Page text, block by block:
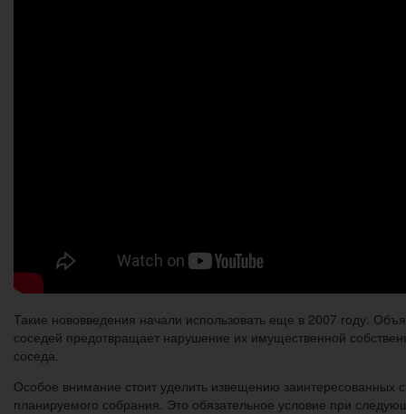
Такие нововведения начали использовать еще в 2007 году.
соседей предотвращает нарушение их имущественной
соседа.
Особое внимание стоит уделить извещению заинтересованных
планируемого собрания. Это обязательное условие при